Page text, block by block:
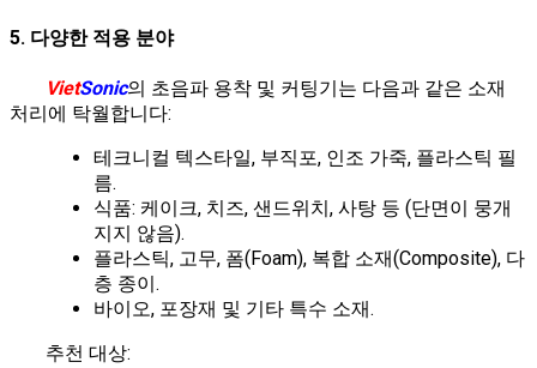
5. 다양한 적용 분야
VietSonic의 초음파 용착 및 커팅기는 다음과 같은 소재
처리에 탁월합니다:
테크니컬 텍스타일, 부직포, 인조 가죽, 플라스틱 필
름.
식품: 케이크, 치즈, 샌드위치, 사탕 등 (단면이 뭉개
지지 않음).
플라스틱, 고무, 폼(Foam), 복합 소재(Composite), 다
층 종이.
바이오, 포장재 및 기타 특수 소재.
추천 대상: